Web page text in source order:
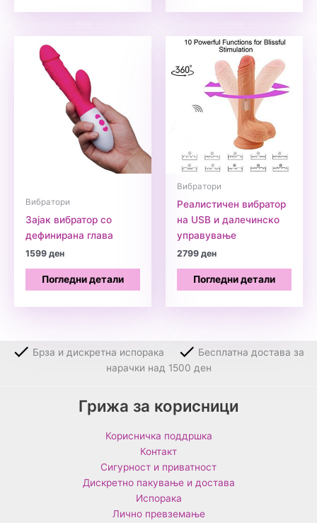
Вибратори
Зајак вибратор со
дефинирана глава
1599ден
Погледни детали
Вибратори
Реалистичен вибратор
на USB и далечинско
управување
2799ден
Погледни детали
Брза и дискретна испорака
Бесплатна достава за
нарачки над 1500 ден
Грижа за корисници
Корисничка поддршка
Контакт
Сигурност и приватност
Дискретно пакување и достава
Испорака
Лично превземање